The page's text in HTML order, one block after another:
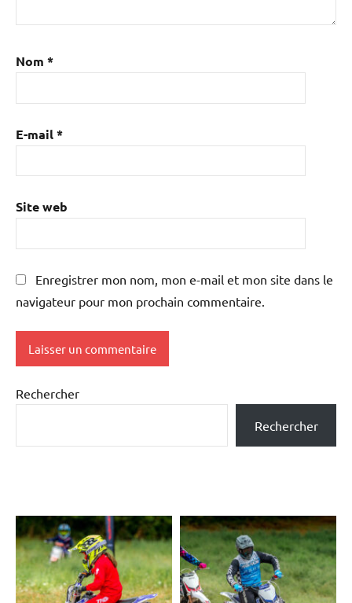
Nom *
E-mail*
Site web
Enregistrer mon nom, mon e-mail et mon site dans le
navigateur pour mon prochain commentaire.
Rechercher
Rechercher